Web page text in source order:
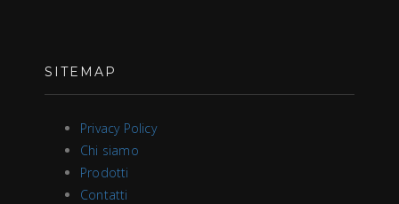
SITEMAP
Privacy Policy
Chi siamo
Prodotti
Contatti